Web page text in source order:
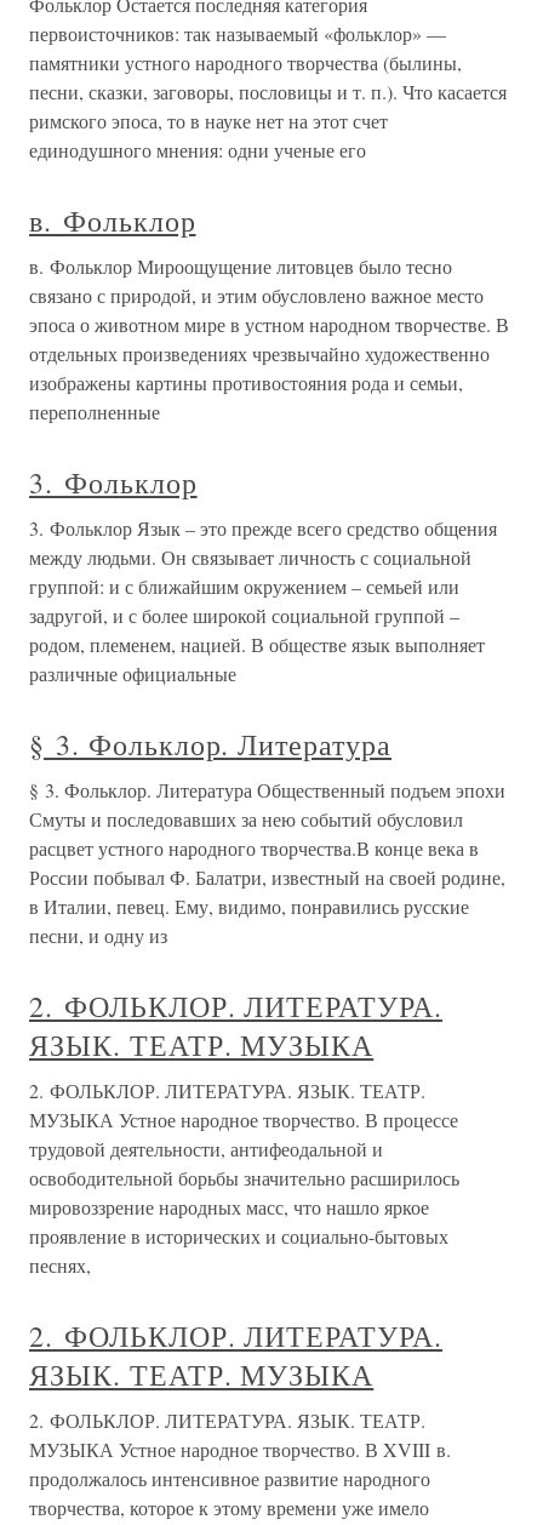
первоисточников: так называемый «фоль­клор» —
памятники устного народного творчества (былины,
песни, сказ­ки, заговоры, пословицы и т. п.). Что касается
римского эпоса, то в науке нет на этот счет
единодушного мнения: одни ученые его
в. Фольклор
в. Фольклор Мироощущение литовцев было тесно
связано с природой, и этим обусловлено важное место
эпоса о животном мире в устном народном творчестве. В
отдельных произведениях чрезвычайно художественно
изображены картины противостояния рода и семьи,
переполненные
3. Фольклор
3. Фольклор Язык – это прежде всего средство общения
между людьми. Он связывает личность с социальной
группой: и с ближайшим окружением – семьей или
задругой, и с более широкой социальной группой –
родом, племенем, нацией. В обществе язык выполняет
различные официальные
§ 3. Фольклор. Литература
§ 3. Фольклор. Литература Общественный подъем эпохи
Смуты и последовавших за нею событий обусловил
расцвет устного народного творчества.В конце века в
России побывал Ф. Балатри, известный на своей родине,
в Италии, певец. Ему, видимо, понравились русские
песни, и одну из
2. ФОЛЬКЛОР. ЛИТЕРАТУРА.
ЯЗЫК. ТЕАТР. МУЗЫКА
2. ФОЛЬКЛОР. ЛИТЕРАТУРА. ЯЗЫК. ТЕАТР.
МУЗЫКА Устное народное творчество. В процессе
трудовой деятельности, антифеодальной и
освободительной борьбы значительно расширилось
мировоззрение народных масс, что нашло яркое
проявление в исторических и социально-бытовых
песнях,
2. ФОЛЬКЛОР. ЛИТЕРАТУРА.
ЯЗЫК. ТЕАТР. МУЗЫКА
2. ФОЛЬКЛОР. ЛИТЕРАТУРА. ЯЗЫК. ТЕАТР.
МУЗЫКА Устное народное творчество. В XVIII в.
продолжалось интенсивное развитие народного
творчества, которое к этому времени уже имело